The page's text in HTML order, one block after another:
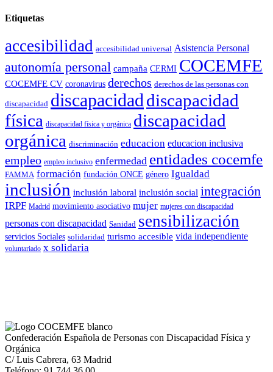
Etiquetas
accesibilidad accesibilidad universal Asistencia Personal
autonomía personal campaña CERMI COCEMFE
COCEMFE CV coronavirus derechos derechos de las personas con
discapacidad discapacidad discapacidad
física discapacidad física y orgánica discapacidad
orgánica discriminación educacion educacion inclusiva
empleo empleo inclusivo enfermedad entidades cocemfe
FAMMA formación fundación ONCE género Igualdad
inclusión inclusión laboral inclusión social integración
IRPF Madrid movimiento asociativo mujer mujeres con discapacidad
personas con discapacidad Sanidad sensibilización
servicios Sociales solidaridad turismo accesible vida independiente
voluntariado x solidaria
Confederación Española de Personas con Discapacidad Física y
Orgánica
C/ Luis Cabrera, 63 Madrid